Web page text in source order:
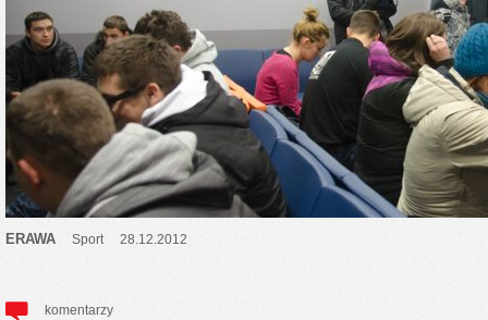
ERAWA Sport 28.12.2012
komentarzy